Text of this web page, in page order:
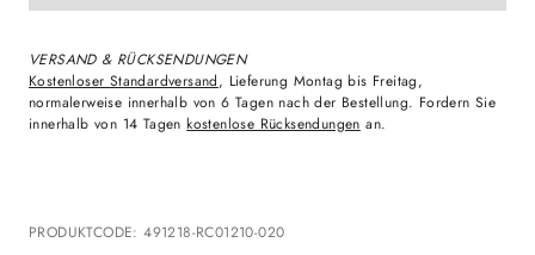
VERSAND & RÜCKSENDUNGEN
Kostenloser Standardversand, Lieferung Montag bis Freitag,
normalerweise innerhalb von 6 Tagen nach der Bestellung. Fordern Sie
innerhalb von 14 Tagenkostenlose Rücksendungen an.
PRODUKTCODE:491218-RC01210-020